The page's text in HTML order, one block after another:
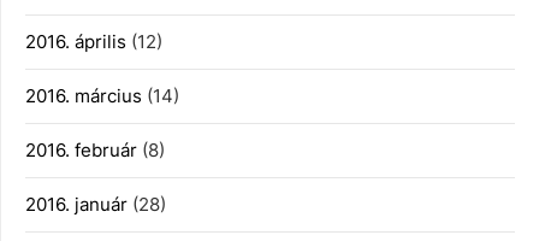
2016. április (12)
2016. március (14)
2016. február (8)
2016. január (28)